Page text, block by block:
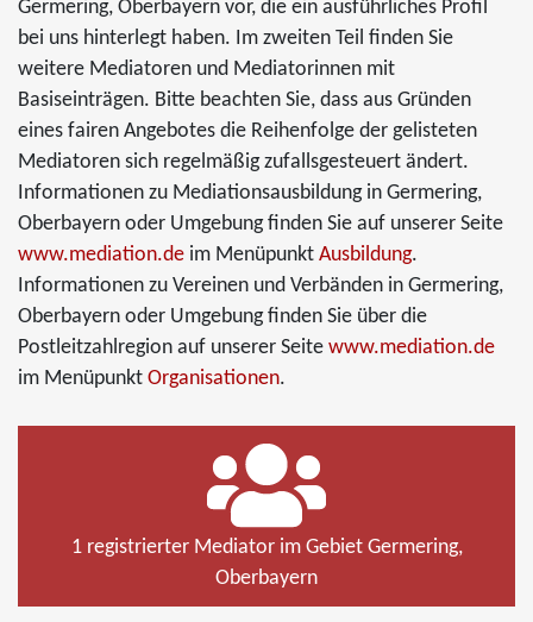
Germering, Oberbayern vor, die ein ausführliches Profil
bei uns hinterlegt haben. Im zweiten Teil finden Sie
weitere Mediatoren und Mediatorinnen mit
Basiseinträgen. Bitte beachten Sie, dass aus Gründen
eines fairen Angebotes die Reihenfolge der gelisteten
Mediatoren sich regelmäßig zufallsgesteuert ändert.
Informationen zu Mediationsausbildung in Germering,
Oberbayern oder Umgebung finden Sie auf unserer Seite
www.mediation.de im Menüpunkt Ausbildung.
Informationen zu Vereinen und Verbänden in Germering,
Oberbayern oder Umgebung finden Sie über die
Postleitzahlregion auf unserer Seite www.mediation.de
im Menüpunkt Organisationen.
1 registrierter Mediator im Gebiet Germering,
Oberbayern